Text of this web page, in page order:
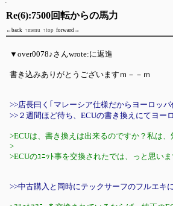
Re(6):7500回転からの馬力
←back ↑menu ↑top forward→
▼over0078♪さんwrote:に返進
書き込みありがとうございますｍ－－ｍ
>>店長曰く｢マレーシア仕様だからヨーロッ
>>２週間ほど待ち、ECUの書き換えにてヨー
>ECUは、書き換えは出来るのですか？私は
>
>ECUのﾕﾆｯﾄ事を交換されたでは、っと思いま
>>中古購入と同時にテックサーフのフルエキ